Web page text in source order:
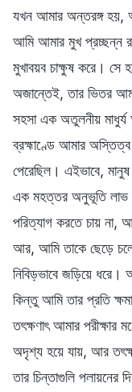
যখন আমার অন্তরঙ্গ হয়,
আমি আমার মুখ প্রচ্ছন্ন
মুখাবয়ব চাক্ষুষ করে। সে
অজান্তেই, তার ভিতর
সহসা এক অতুলনীয়
ব্রহ্মাণ্ডে আমার
পেরেছিল। এইভাবে,
এক মহত্তর অনুভূতি
পরিত্যাগ করতে চায় না,
আর, আমি তাকে ছেড়ে
নিবিড়ভাবে জড়িয়ে ধরে।
কিন্তু আমি তার প্রতি
তৎক্ষণাৎ আমার
অদৃশ্য হয়ে যায়, আর
তার চিন্তাগুলি পলায়নের